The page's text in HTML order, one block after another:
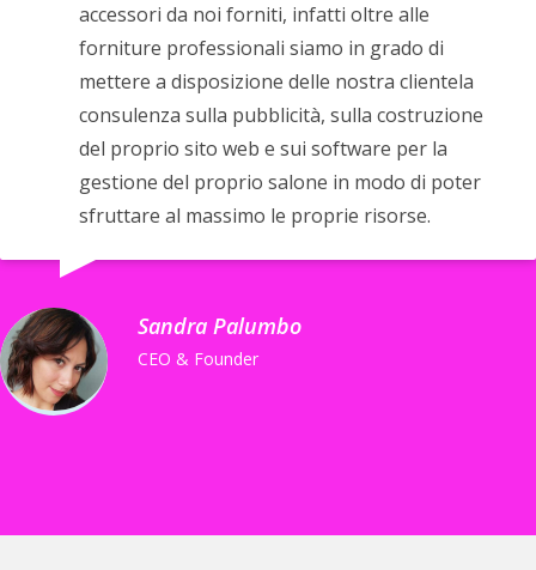
accessori da noi forniti, infatti oltre alle
forniture professionali siamo in grado di
mettere a disposizione delle nostra clientela
consulenza sulla pubblicità, sulla costruzione
del proprio sito web e sui software per la
gestione del proprio salone in modo di poter
sfruttare al massimo le proprie risorse.
Sandra Palumbo
CEO & Founder